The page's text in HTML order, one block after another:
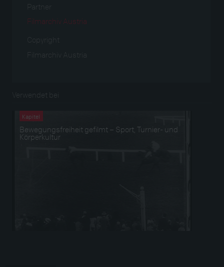
Partner
Filmarchiv Austria
Copyright
Filmarchiv Austria
Verwendet bei
Kapitel
Bewegungsfreiheit gefilmt – Sport, Turnier- und
Körperkultur